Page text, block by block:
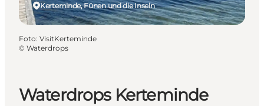
Waterdrops Kerteminde
Kerteminde, Fünen und die Inseln
Foto: VisitKerteminde
© Waterdrops